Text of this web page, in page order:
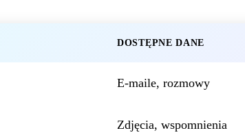
DOSTĘPNE DANE
E-maile, rozmowy
Zdjęcia, wspomnienia